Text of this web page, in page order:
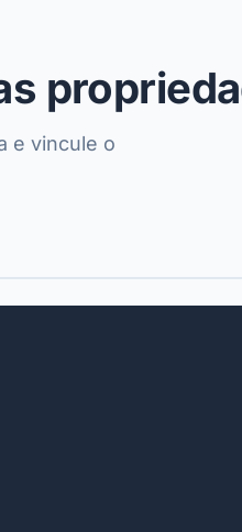
e vincule o